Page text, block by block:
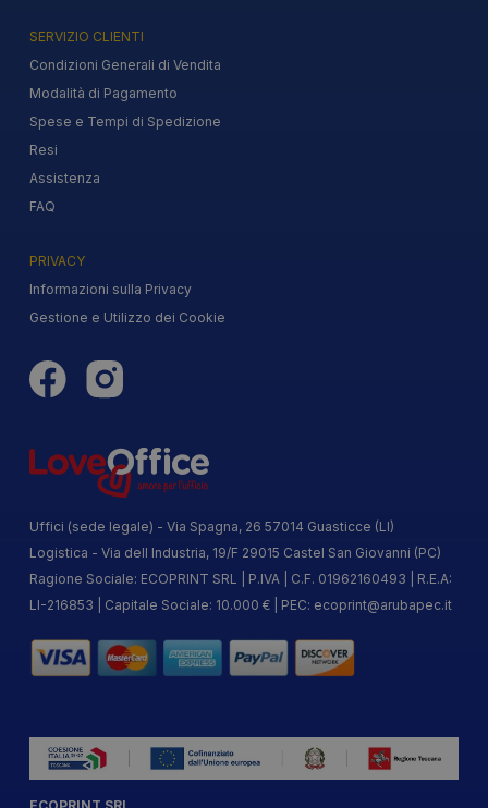
SERVIZIO CLIENTI
Condizioni Generali di Vendita
Modalità di Pagamento
Spese e Tempi di Spedizione
Resi
Assistenza
FAQ
PRIVACY
Informazioni sulla Privacy
Gestione e Utilizzo dei Cookie
Uffici (sede legale) - Via Spagna, 26 57014 Guasticce (LI)
Logistica - Via dell Industria, 19/F 29015 Castel San Giovanni (PC)
Ragione Sociale: ECOPRINT SRL | P.IVA | C.F. 01962160493 | R.E.A:
LI-216853 | Capitale Sociale: 10.000 € | PEC: ecoprint@arubapec.it